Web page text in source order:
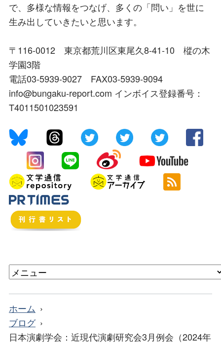
で、多様な情報をつなげ、多くの「問い」を世に
生み出していきたいと思います。
〒116-0012 東京都荒川区東尾久8-41-10 樅の木
学園3階
電話03-5939-9027 FAX03-5939-9094
info@bungaku-report.com インボイス登録番号：
T4011501023591
ホーム
ブログ
日本演劇学会：近現代演劇研究会3月例会（2024年